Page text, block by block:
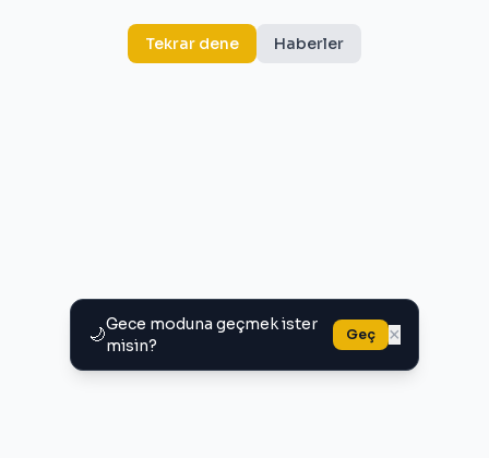
🌙Gece moduna geçmek ister
misin?
Geç ×
Tekrar dene Haberler